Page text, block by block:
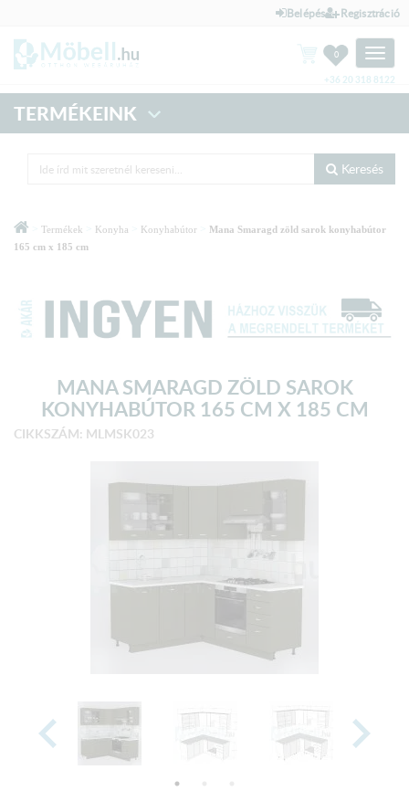
Belépés Regisztráció
Toggle
0
+36 20 318 8122
TERMÉKEINK
Keresés
Termékek Konyha Konyhabútor
Mana Smaragd zöld sarok konyhabútor
165 cm x 185 cm
MANA SMARAGD ZÖLD SAROK
KONYHABÚTOR 165 CM X 185 CM
CIKKSZÁM: MLMSK023